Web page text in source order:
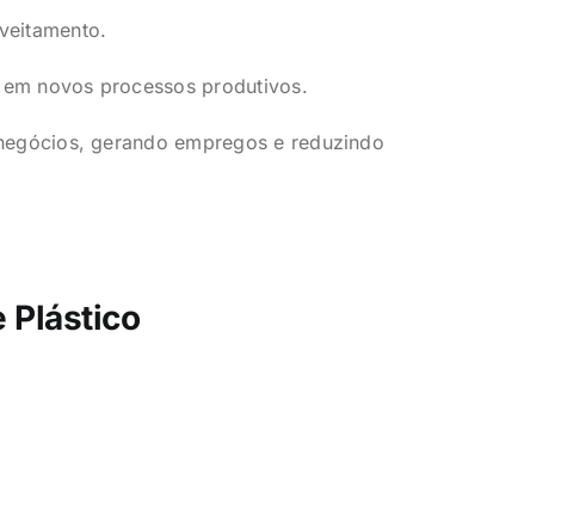
novos processos produtivos.
gerando empregos e reduzindo
Plástico